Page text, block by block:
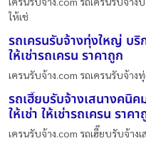
ให้เช่
รถเครนรับจ้างทุ่งใหญ่ บริ
ให้เช่ารถเครน ราคาถูก
เครนรับจ้าง.com รถเครนรับจ้าง
รถเฮี๊ยบรับจ้างเสนางคนิค
ให้เช่า ให้เช่ารถเครน ราคา
เครนรับจ้าง.com รถเฮี๊ยบรับจ้าง